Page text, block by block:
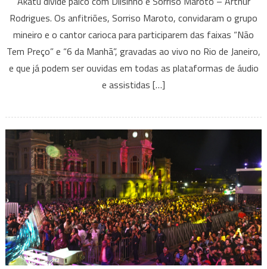
Sorriso
Maroto
e
Dilsinho
juntos
Pagode
–
Lado
B”
acaba
de
ser
Rodrigues. Os anfitriões, Sorriso Maroto, convidaram o grupo
mineiro e o cantor carioca para participarem das faixas “Não
Tem Preço” e “6 da Manhã”, gravadas ao vivo no Rio de Janeiro,
e que já podem ser ouvidas em todas as plataformas de áudio
e assistidas […]